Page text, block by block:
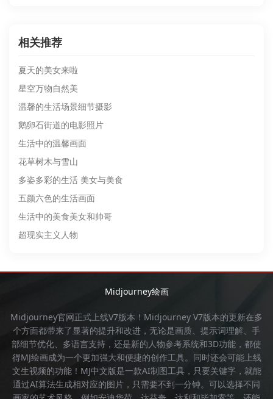
相关推荐
夏天的美女来啦
星空万物自然美
温馨的生活场景细节摄影
鹅卵石街道的电影照片
生活中的温馨画面
花草树木与雪山
多姿多彩的生活 美女与美食
五颜六色的生活画面
生活中的美食美女和帅哥
超现实主义人物
Midjourney绘画
Midjourney官网正式上线V7版本！ Midjourney V7版本的更新在多
个方面都带来了显著的提升和改进，无论是画质、提示词理解、手
部细节优化、多语言支持，还是新的人物参考系统和3D功能，都使
得MJ绘画成为一个更加强大和便捷的创作工具。同时还会可能上线
文生视频的功能！ MJ中文版是一款AI制图工具，只要关键字，就能
通过AI算法生成相对应的图片，只需要不到一分钟。可以选择不同